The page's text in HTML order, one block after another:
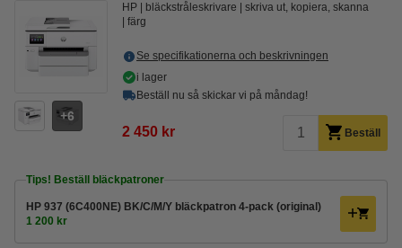
6
HP bläckstråleskrivare
skriva ut, kopiera, skanna
färg
Se specifikationerna och beskrivningen
i lager
Beställ nu så skickar vi på måndag!
2 450 kr Beställ
Tips! Beställ bläckpatroner
HP 937 (6C400NE) BK/C/M/Y bläckpatron 4-pack (original)
1 200 kr